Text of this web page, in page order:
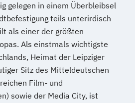
gelegen in einem Überbleibsel
teils unterirdisch
als einer der größten
Als einstmals wichtigste
Heimat der Leipziger
Sitz des Mitteldeutschen
Film- und
sowie der Media City, ist